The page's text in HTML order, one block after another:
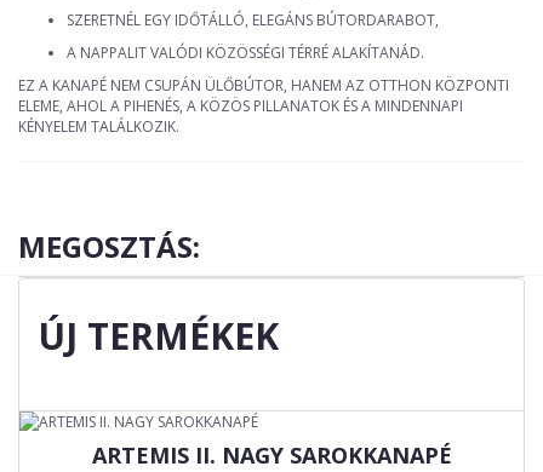
SZERETNÉL EGY IDŐTÁLLÓ, ELEGÁNS BÚTORDARABOT,
A NAPPALIT VALÓDI KÖZÖSSÉGI TÉRRÉ ALAKÍTANÁD.
EZ A KANAPÉ NEM CSUPÁN ÜLŐBÚTOR, HANEM AZ OTTHON KÖZPONTI
ELEME, AHOL A PIHENÉS, A KÖZÖS PILLANATOK ÉS A MINDENNAPI
KÉNYELEM TALÁLKOZIK.
MEGOSZTÁS:
ÚJ TERMÉKEK
ARTEMIS II. NAGY SAROKKANAPÉ